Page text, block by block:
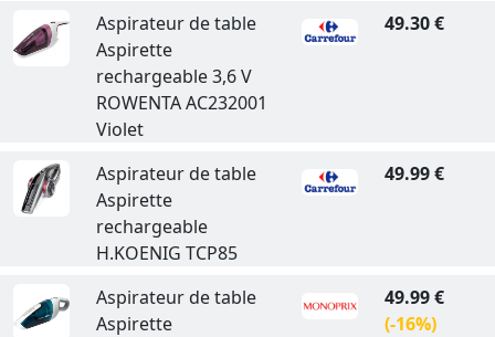
Aspirateur de table
Aspirette
rechargeable 3,6 V
ROWENTA AC232001
Violet
49.30 €
Aspirateur de table
Aspirette
rechargeable
H.KOENIG TCP85
49.99 €
Aspirateur de table
Aspirette
49.99 €
(-16%)